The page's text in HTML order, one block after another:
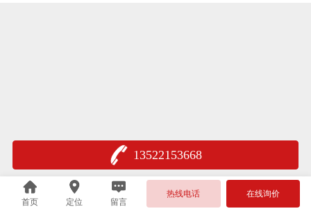
13522153668
首页 定位 留言
热线电话 在线询价